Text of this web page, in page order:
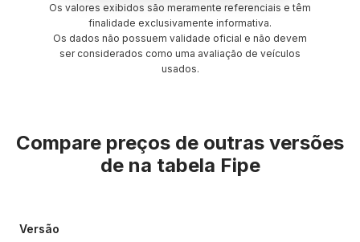
Os valores exibidos são meramente referenciais e têm
finalidade exclusivamente informativa.
Os dados não possuem validade oficial e não devem
ser considerados como uma avaliação de veículos
usados.
Compare preços de outras versões
de na tabela Fipe
Versão